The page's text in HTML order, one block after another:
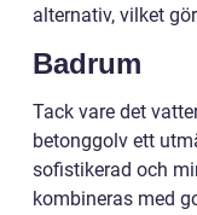
alternativ, vilket
Badrum
Tack vare det
betonggolv ett
sofistikerad och
kombineras med